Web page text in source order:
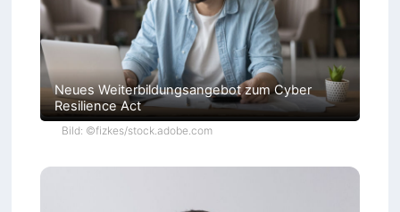
Neues Weiterbildungsangebot zum Cyber
Resilience Act
Bild: ©fizkes/stock.adobe.com